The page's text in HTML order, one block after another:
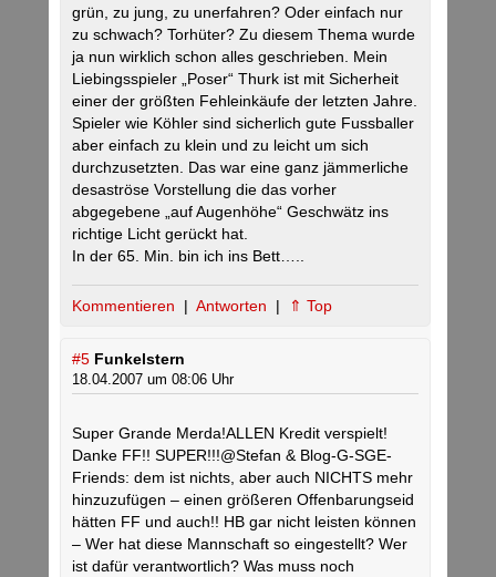
grün, zu jung, zu unerfahren? Oder einfach nur
zu schwach? Torhüter? Zu diesem Thema wurde
ja nun wirklich schon alles geschrieben. Mein
Liebingsspieler „Poser“ Thurk ist mit Sicherheit
einer der größten Fehleinkäufe der letzten Jahre.
Spieler wie Köhler sind sicherlich gute Fussballer
aber einfach zu klein und zu leicht um sich
durchzusetzten. Das war eine ganz jämmerliche
desaströse Vorstellung die das vorher
abgegebene „auf Augenhöhe“ Geschwätz ins
richtige Licht gerückt hat.
In der 65. Min. bin ich ins Bett…..
Kommentieren | Antworten | ⇑ Top
#5 Funkelstern
18.04.2007 um 08:06 Uhr
Super Grande Merda!ALLEN Kredit verspielt!
Danke FF!! SUPER!!!@Stefan & Blog-G-SGE-
Friends: dem ist nichts, aber auch NICHTS mehr
hinzuzufügen – einen größeren Offenbarungseid
hätten FF und auch!! HB gar nicht leisten können
– Wer hat diese Mannschaft so eingestellt? Wer
ist dafür verantwortlich? Was muss noch